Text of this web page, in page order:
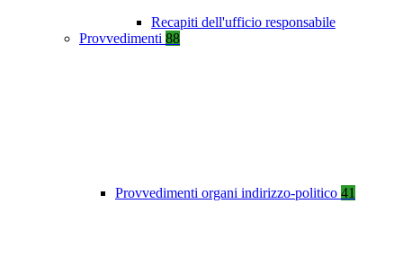
Recapiti dell'ufficio responsabile
Provvedimenti 88
Provvedimenti organi indirizzo-politico 41